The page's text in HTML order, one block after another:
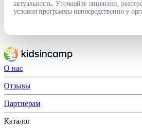
актуальность. Уточняйте лицензии,
условия программы непосредственно у
О нас
Отзывы
Партнерам
Каталог